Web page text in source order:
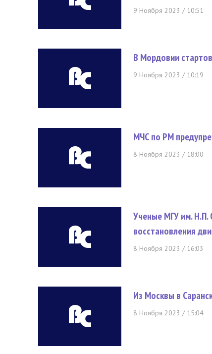
9 Ноября 2023 / 10:51
В Мордовии
9 Ноября 2023 / 10:19
МЧС по РМ
8 Ноября 2023 / 18:00
Ученые МГУ им. Н.П.
восстановления
8 Ноября 2023 / 16:03
Из Москвы в
8 Ноября 2023 / 15:04